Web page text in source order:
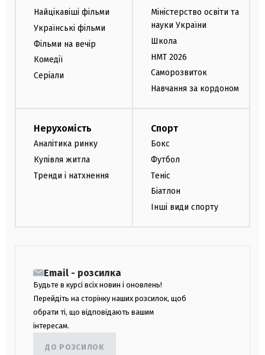
Найцікавіші фільми
Українські фільми
Фільми на вечір
Комедії
Серіали
Міністерство освіти та
науки України
Школа
НМТ 2026
Саморозвиток
Навчання за кордоном
Нерухомість
Аналітика ринку
Купівля житла
Тренди і натхнення
Спорт
Бокс
Футбол
Теніс
Біатлон
Інші види спорту
Email - розсилка
Будьте в курсі всіх новин і оновлень!
Перейдіть на сторінку наших розсилок, щоб
обрати ті, що відповідають вашим
інтересам.
ДО РОЗСИЛОК